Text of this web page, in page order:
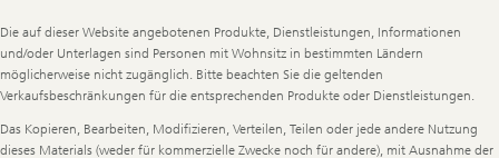
Legal
Information
Die auf dieser Website angebotenen Produkte, Dienstleistungen, Informationen
und/oder Unterlagen sind Personen mit Wohnsitz in bestimmten Ländern
möglicherweise nicht zugänglich. Bitte beachten Sie die geltenden
Verkaufsbeschränkungen für die entsprechenden Produkte oder Dienstleistungen.
Das Kopieren, Bearbeiten, Modifizieren, Verteilen, Teilen oder jede andere Nutzung
dieses Materials (weder für kommerzielle Zwecke noch für andere), mit Ausnahme der